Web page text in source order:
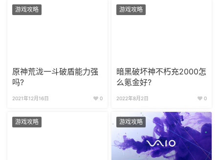
游戏攻略
原神荒泷一斗破盾能力强
吗?
2021年12月16日 0
游戏攻略
暗黑破坏神不朽充2000怎
么氪金好?
2022年8月2日 0
游戏攻略 游戏攻略